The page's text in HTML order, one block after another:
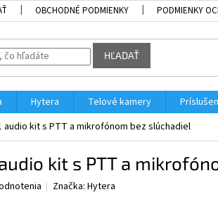
OBCHODNÉ PODMIENKY PODMIENKY
HĽADAŤ
Hytera Telové kamery
audio kit s PTT a mikrofónom bez slúchadiel
kit s PTT a
Značka:Hytera